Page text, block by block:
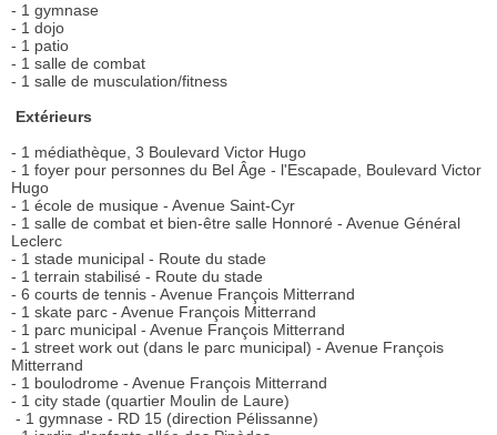
- 1 gymnase
- 1 dojo
- 1 patio
- 1 salle de combat
- 1 salle de musculation/fitness
Extérieurs
- 1 médiathèque, 3 Boulevard Victor Hugo
- 1 foyer pour personnes du Bel Âge - l'Escapade, Boulevard Victor
Hugo
- 1 école de musique - Avenue Saint-Cyr
- 1 salle de combat et bien-être salle Honnoré - Avenue Général
Leclerc
- 1 stade municipal - Route du stade
- 1 terrain stabilisé - Route du stade
- 6 courts de tennis - Avenue François Mitterrand
- 1 skate parc - Avenue François Mitterrand
- 1 parc municipal - Avenue François Mitterrand
- 1 street work out (dans le parc municipal) - Avenue François
Mitterrand
- 1 boulodrome - Avenue François Mitterrand
- 1 city stade (quartier Moulin de Laure)
- 1 gymnase - RD 15 (direction Pélissanne)